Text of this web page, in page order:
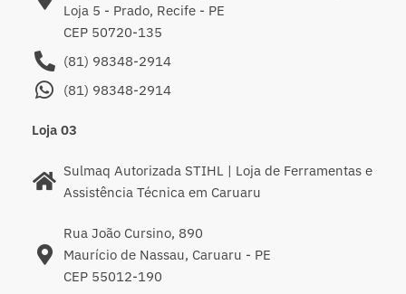
Loja 5 - Prado, Recife - PE
CEP 50720-135
(81) 98348-2914
(81) 98348-2914
Loja 03
Sulmaq Autorizada STIHL | Loja de Ferramentas e
Assistência Técnica em Caruaru
Rua João Cursino, 890
Maurício de Nassau, Caruaru - PE
CEP 55012-190